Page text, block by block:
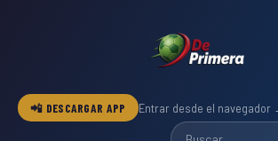
📲 DESCARGAR APP Entrar desde el navegador